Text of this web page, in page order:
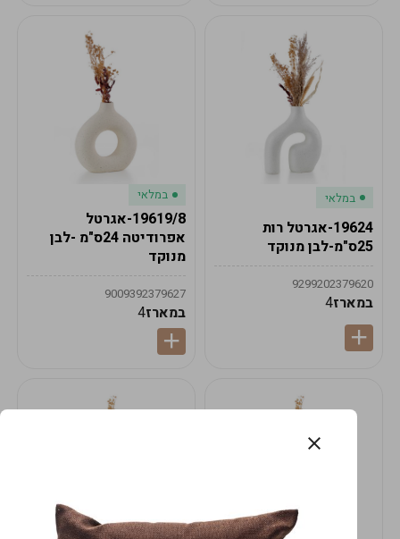
במלאי
19624-אגרטל רות
25ס"מ-לבן מנוקד
9299202379620
במארז4
במלאי
19619/8-אגרטל
אפרודיטה 24ס"מ -לבן
מנוקד
9009392379627
במארז4